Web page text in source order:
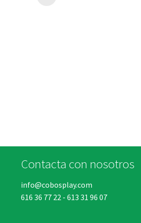
Contacta con nosotros
info@cobosplay.com
616 36 77 22- 613 31 96 07